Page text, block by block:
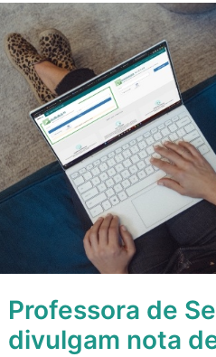
Professora de
divulgam nota